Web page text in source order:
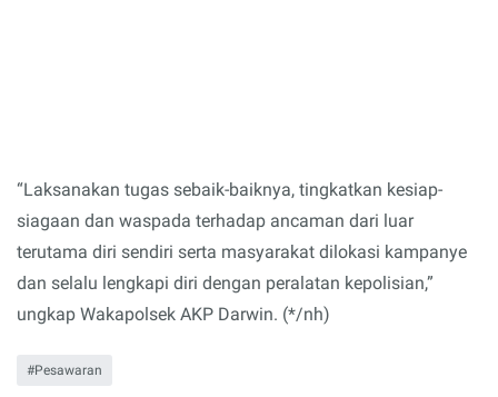
“Laksanakan tugas sebaik-baiknya, tingkatkan kesiap-
siagaan dan waspada terhadap ancaman dari luar
terutama diri sendiri serta masyarakat dilokasi kampanye
dan selalu lengkapi diri dengan peralatan kepolisian,”
ungkap Wakapolsek AKP Darwin. (*/nh)
Pesawaran